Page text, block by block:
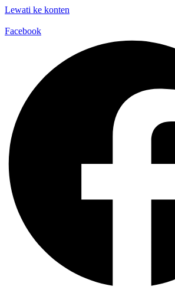
Lewati ke konten
Facebook